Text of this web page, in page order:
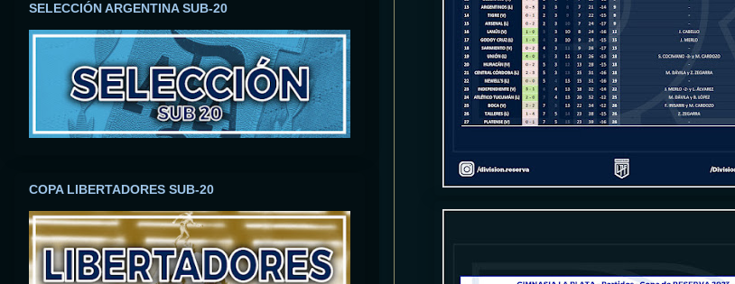
SELECCIÓN ARGENTINA SUB-20
COPA LIBERTADORES SUB-20